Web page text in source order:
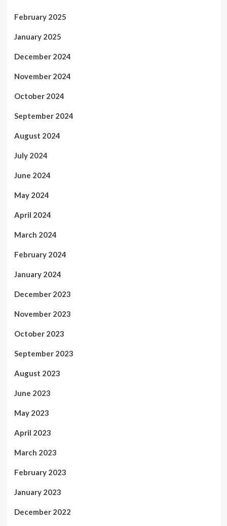
February 2025
January 2025
December 2024
November 2024
October 2024
September 2024
August 2024
July 2024
June 2024
May 2024
April 2024
March 2024
February 2024
January 2024
December 2023
November 2023
October 2023
September 2023
August 2023
June 2023
May 2023
April 2023
March 2023
February 2023
January 2023
December 2022